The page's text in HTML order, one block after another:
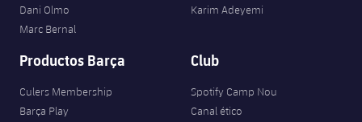
Dani Olmo
Marc Bernal
Karim Adeyemi
Productos Barça
Culers Membership
Barça Play
Club
Spotify Camp Nou
Canal ético